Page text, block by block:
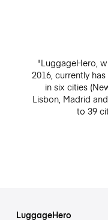
"LuggageHero,
2016, currently
in six cities
Lisbon, Madrid
to 39
LuggageHero